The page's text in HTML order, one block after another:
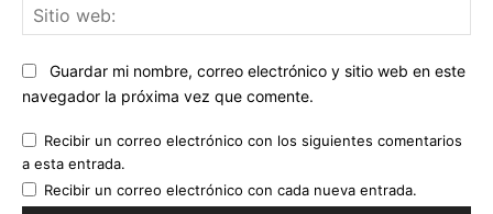
Guardar mi nombre, correo electrónico y sitio web en este
navegador la próxima vez que comente.
Recibir un correo electrónico con los siguientes comentarios
a esta entrada.
Recibir un correo electrónico con cada nueva entrada.